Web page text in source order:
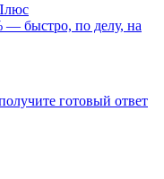
— быстро, по делу, на
готовый ответ